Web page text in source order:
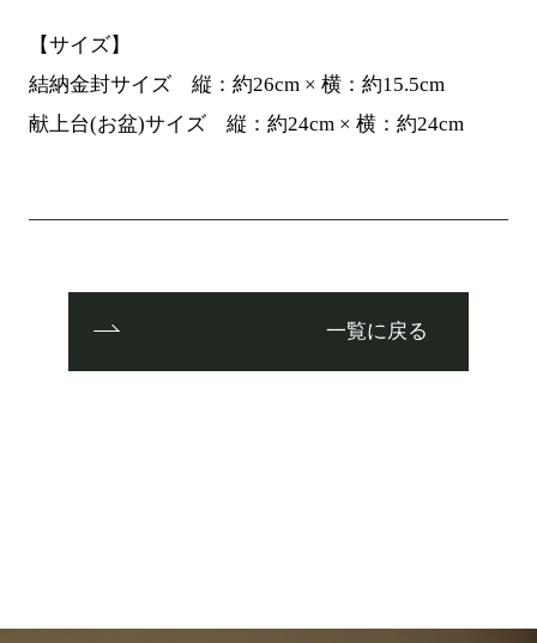
【サイズ】
結納金封サイズ 縦：約26cm × 横：約15.5cm
献上台(お盆)サイズ 縦：約24cm × 横：約24cm
一覧に戻る